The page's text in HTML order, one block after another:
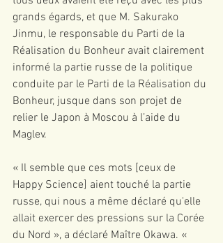
grands égards, et que M. Sakurako
Jinmu, le responsable du Parti de la
Réalisation du Bonheur avait clairement
informé la partie russe de la politique
conduite par le Parti de la Réalisation du
Bonheur, jusque dans son projet de
relier le Japon à Moscou à l’aide du
Maglev.
« Il semble que ces mots [ceux de
Happy Science] aient touché la partie
russe, qui nous a même déclaré qu'elle
allait exercer des pressions sur la Corée
du Nord », a déclaré Maître Okawa. «